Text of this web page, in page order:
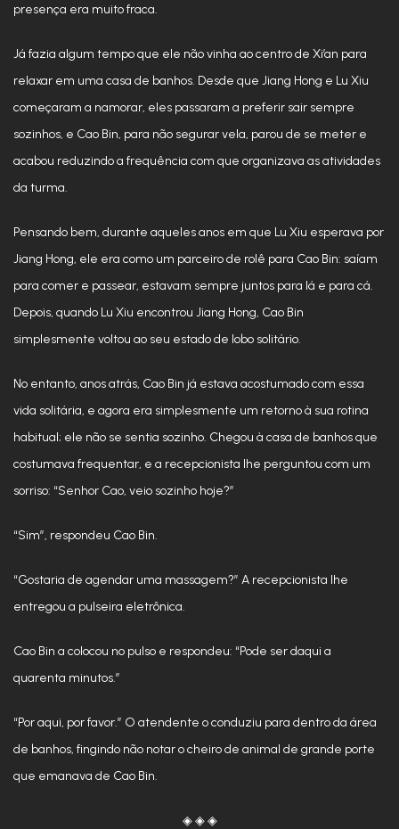
presença era muito fraca.
Já fazia algum tempo que ele não vinha ao centro de Xi’an para
relaxar em uma casa de banhos. Desde que Jiang Hong e Lu Xiu
começaram a namorar, eles passaram a preferir sair sempre
sozinhos, e Cao Bin, para não segurar vela, parou de se meter e
acabou reduzindo a frequência com que organizava as atividades
da turma.
Pensando bem, durante aqueles anos em que Lu Xiu esperava por
Jiang Hong, ele era como um parceiro de rolê para Cao Bin: saíam
para comer e passear, estavam sempre juntos para lá e para cá.
Depois, quando Lu Xiu encontrou Jiang Hong, Cao Bin
simplesmente voltou ao seu estado de lobo solitário.
No entanto, anos atrás, Cao Bin já estava acostumado com essa
vida solitária, e agora era simplesmente um retorno à sua rotina
habitual; ele não se sentia sozinho. Chegou à casa de banhos que
costumava frequentar, e a recepcionista lhe perguntou com um
sorriso: “Senhor Cao, veio sozinho hoje?”
“Sim”, respondeu Cao Bin.
“Gostaria de agendar uma massagem?” A recepcionista lhe
entregou a pulseira eletrônica.
Cao Bin a colocou no pulso e respondeu: “Pode ser daqui a
quarenta minutos.”
“Por aqui, por favor.” O atendente o conduziu para dentro da área
de banhos, fingindo não notar o cheiro de animal de grande porte
que emanava de Cao Bin.
◈ ◈ ◈